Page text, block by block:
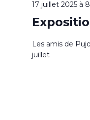
17 juillet 2025 à
Les amis de
juillet